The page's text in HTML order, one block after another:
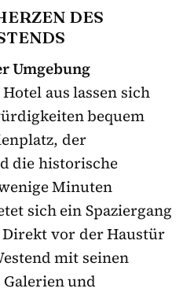
DES
Umgebung
aus lassen sich
bequem
der
die historische
Minuten
sich ein Spaziergang
vor der Haustür
mit seinen
und